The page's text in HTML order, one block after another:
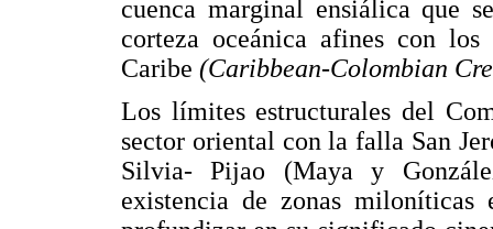
cuenca marginal ensiálica que
corteza oceánica afines con
Caribe (Caribbean-Colombian
Los límites estructurales del
sector oriental con la falla San
Silvia- Pijao (Maya y
existencia de zonas miloníticas